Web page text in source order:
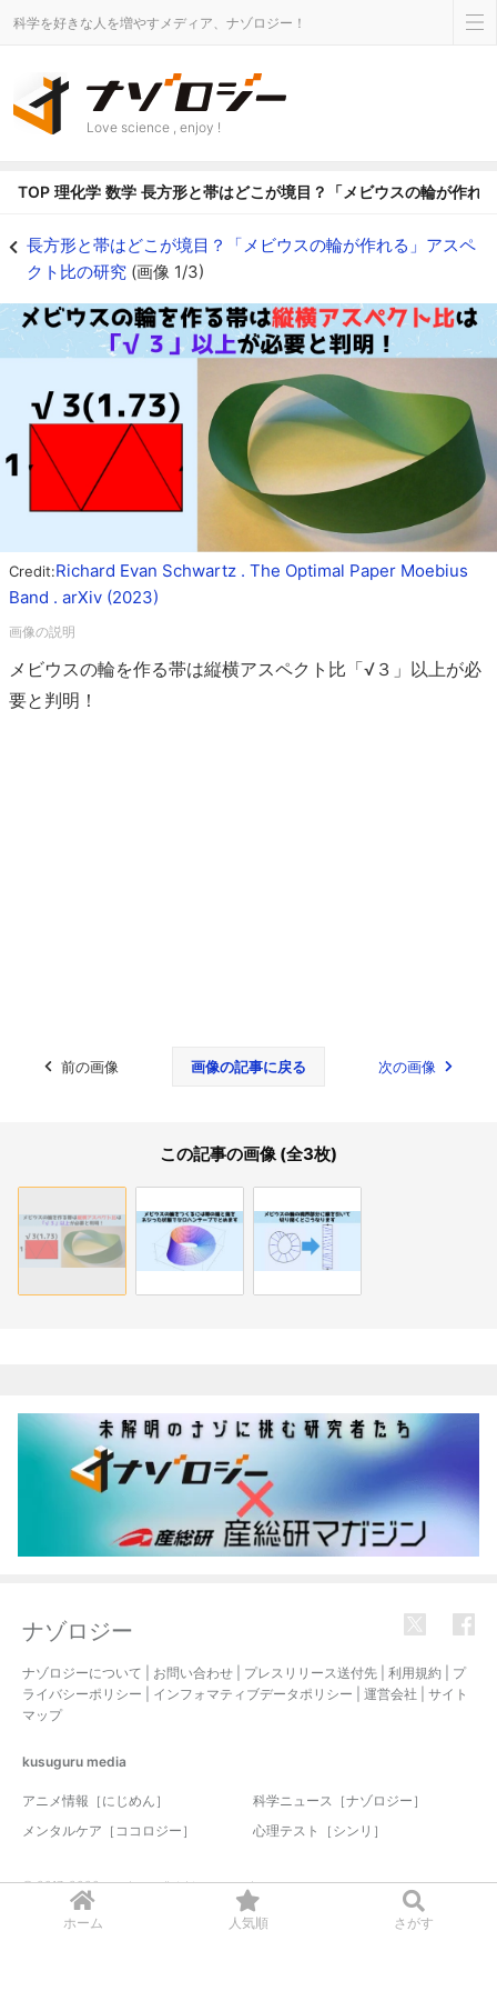
ホーム 人気順 さがす
科学を好きな人を増やすメディア、ナゾロジー！
Love science , enjoy !
TOP 理化学 数学 長方形と帯はどこが境目？「メビウスの輪が作れ
長方形と帯はどこが境目？「メビウスの輪が作れる」アスペ
クト比の研究 (画像 1/3)
Credit:Richard Evan Schwartz . The Optimal Paper Moebius
Band . arXiv (2023)
メビウスの輪を作る帯は縦横アスペクト比「√３」以上が必
要と判明！
前の画像 画像の記事に戻る 次の画像
この記事の画像 (全3枚)
ナゾロジー
ナゾロジーについて お問い合わせ プレスリリース送付先 利用規約
プ
ライバシーポリシー
インフォマティブデータポリシー 運営会社
サイト
マップ
kusuguru media
アニメ情報［にじめん］
科学ニュース［ナゾロジー］
メンタルケア［ココロジー］
心理テスト［シンリ］
© 2017-2026 nazology. all rights reserved.